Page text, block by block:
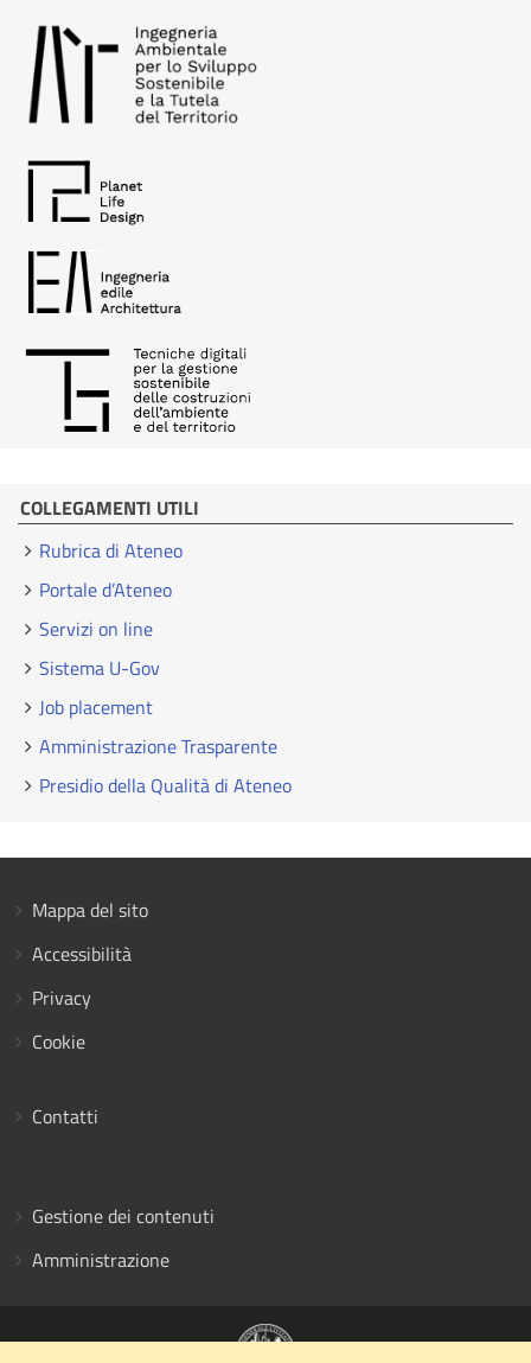
COLLEGAMENTI UTILI
Rubrica di Ateneo
Portale d’Ateneo
Servizi on line
Sistema U-Gov
Job placement
Amministrazione Trasparente
Presidio della Qualità di Ateneo
Mappa del sito
Accessibilità
Privacy
Cookie
Contatti
Gestione dei contenuti
Amministrazione